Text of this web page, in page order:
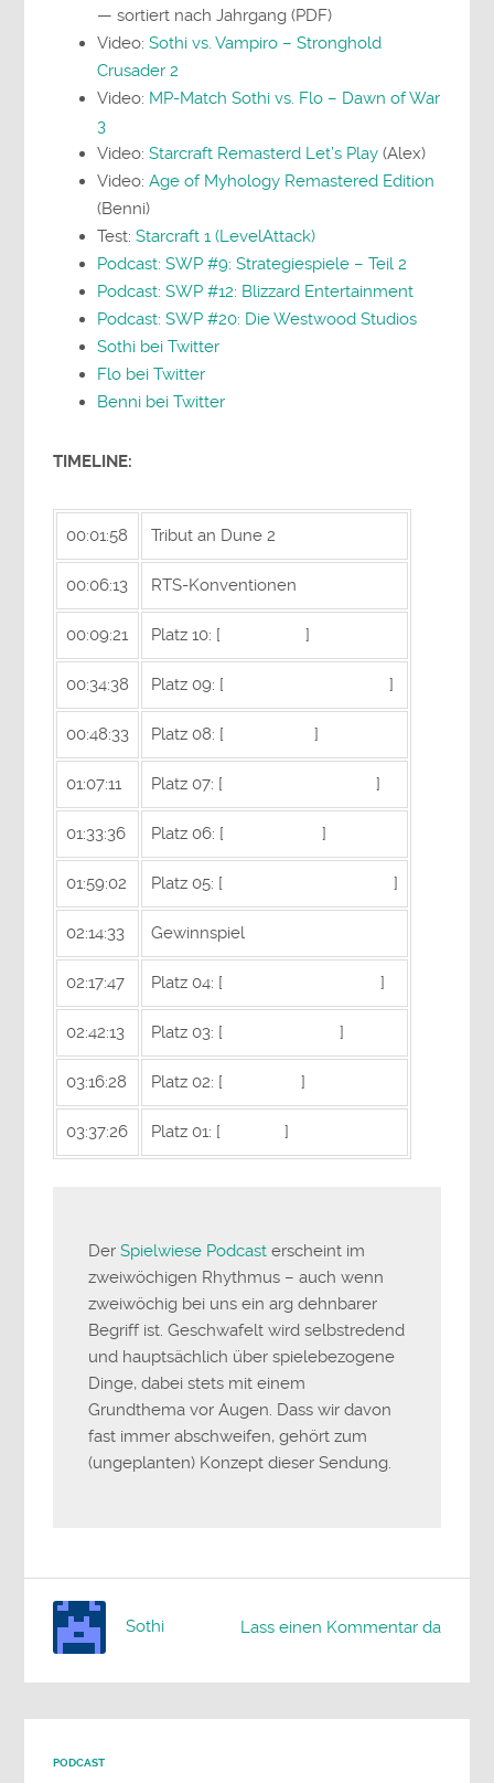
— sortiert nach Jahrgang (PDF)
Video:Sothi vs. Vampiro – Stronghold
Crusader 2
Video: MP-Match Sothi vs. Flo – Dawn of War
3
Video:Starcraft Remasterd Let’s Play (Alex)
Video:Age of Myhology Remastered Edition
(Benni)
Test:Starcraft 1 (LevelAttack)
Podcast: SWP #9: Strategiespiele – Teil 2
Podcast: SWP #12: Blizzard Entertainment
Podcast: SWP #20: Die Westwood Studios
Sothi bei Twitter
Flo bei Twitter
Benni bei Twitter
TIMELINE:
00:01:58 Tribut an Dune 2
00:06:13 RTS-Konventionen
00:09:21 Platz 10: [ Stronghold]
00:34:38 Platz 09: [ Sins of a Solar Empire]
00:48:33 Platz 08: [ Homeworld]
01:07:11 Platz 07: [ Company of Heroes]
01:33:36 Platz 06: [ Dawn of War]
01:59:02 Platz 05: [ Supreme Commander]
02:14:33 Gewinnspiel
02:17:47 Platz 04: [ Command&Conquer]
02:42:13 Platz 03: [ Age of Empires]
03:16:28 Platz 02: [ Warcraft 2]
03:37:26 Platz 01: [ Starcraft]
DerSpielwiese Podcast erscheint im
zweiwöchigen Rhythmus – auch wenn
zweiwöchig bei uns ein arg dehnbarer
Begriff ist. Geschwafelt wird selbstredend
und hauptsächlich über spielebezogene
Dinge, dabei stets mit einem
Grundthema vor Augen. Dass wir davon
fast immer abschweifen, gehört zum
(ungeplanten) Konzept dieser Sendung.
Lass einen Kommentar da
Sothi
PODCAST